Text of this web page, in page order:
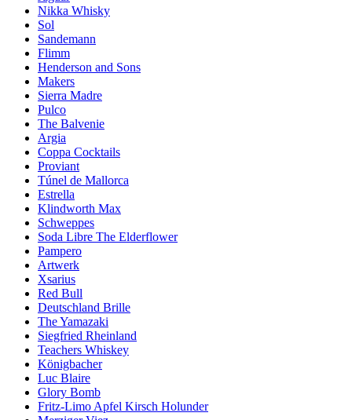
Nikka Whisky
Sol
Sandemann
Flimm
Henderson and Sons
Makers
Sierra Madre
Pulco
The Balvenie
Argia
Coppa Cocktails
Proviant
Túnel de Mallorca
Estrella
Klindworth Max
Schweppes
Soda Libre The Elderflower
Pampero
Artwerk
Xsarius
Red Bull
Deutschland Brille
The Yamazaki
Siegfried Rheinland
Teachers Whiskey
Königbacher
Luc Blaire
Glory Bomb
Fritz-Limo Apfel Kirsch Holunder